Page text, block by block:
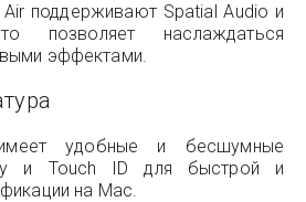
поддерживают Spatial Audio и
позволяет наслаждаться
эффектами.
удобные и бесшумные
и Touch ID для быстрой и
на Mac.